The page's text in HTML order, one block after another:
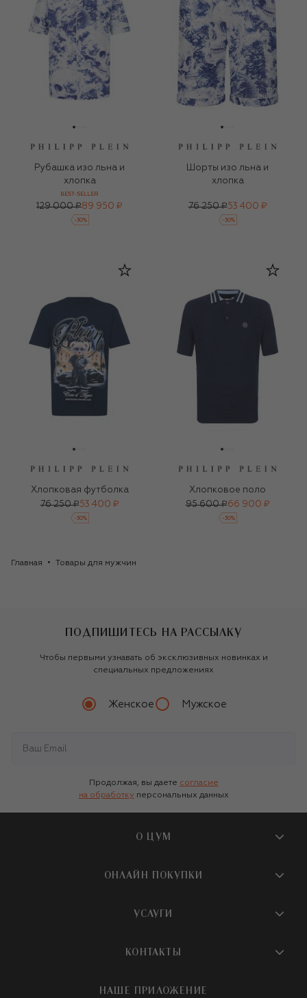
Рубашка изо льна и
хлопка
BEST-SELLER
129 000 ₽89 950 ₽
-30%
Шорты изо льна и
хлопка
76 250 ₽53 400 ₽
-30%
Хлопковая футболка
76 250 ₽53 400 ₽
-30%
Хлопковое поло
95 600 ₽66 900 ₽
-30%
Главная Товары для мужчин
ПОДПИШИТЕСЬ НА РАССЫЛКУ
Чтобы первыми узнавать об эксклюзивных новинках и
специальных предложениях
Женское Мужское
Продолжая, вы даете согласие
на обработку персональных данных
О ЦУМ
О магазине
Бутики и ПВЗ ЦУМ
Карьера
ОНЛАЙН ПОКУПКИ
Доставка
УСЛУГИ
Подарочная карта
КОНТАКТЫ
НАШЕ ПРИЛОЖЕНИЕ